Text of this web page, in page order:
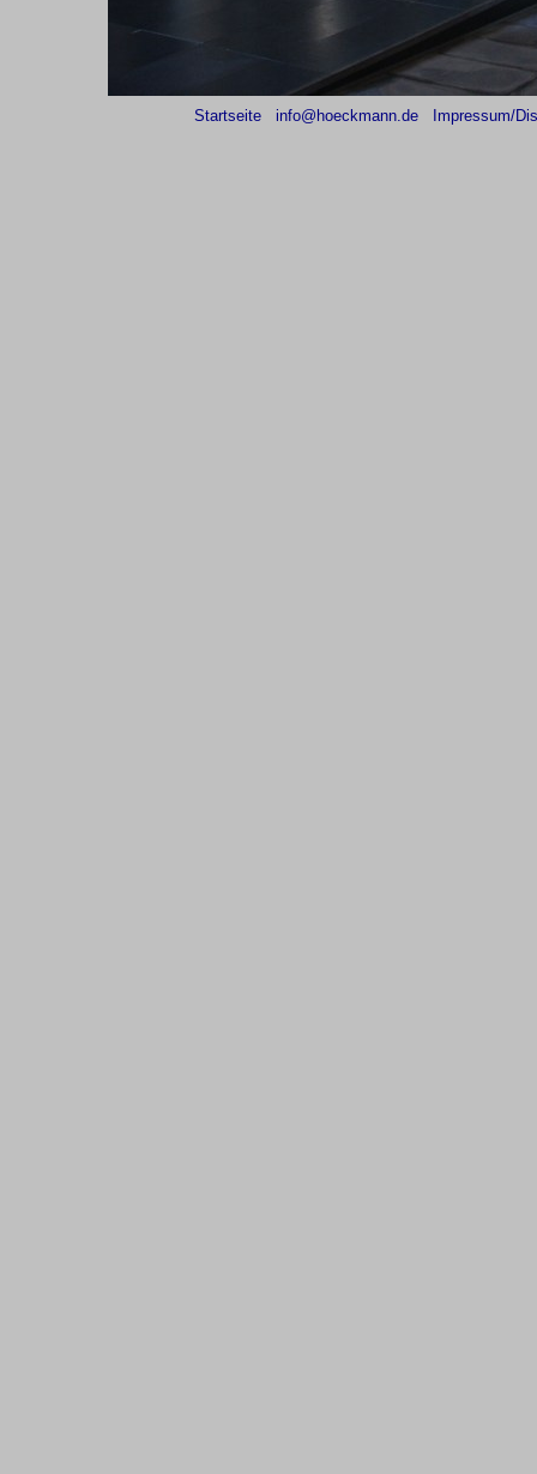
Startseite info@hoeckmann.de Impressum/